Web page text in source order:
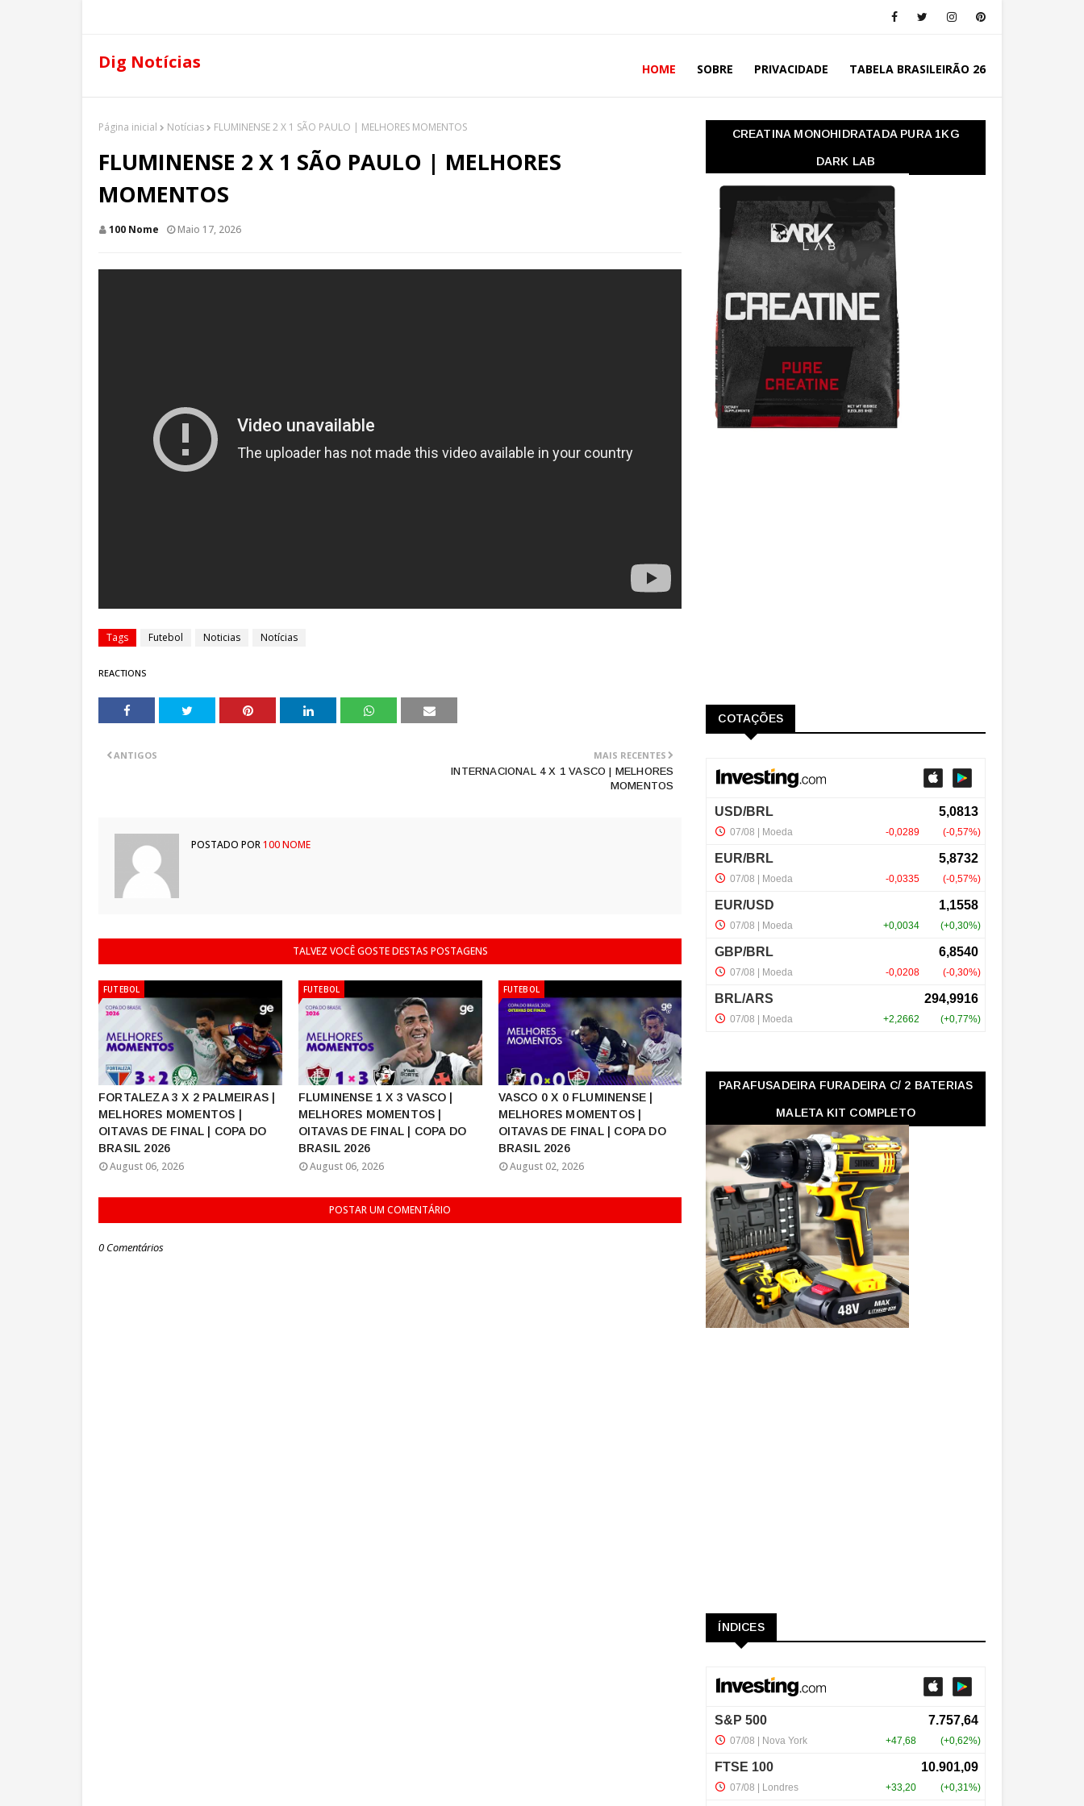
Dig Notícias HOME SOBRE PRIVACIDADE TABELA BRASILEIRÃO 26
Página inicial Notícias FLUMINENSE 2 X 1 SÃO PAULO | MELHORES MOMENTOS
FLUMINENSE 2 X 1 SÃO PAULO | MELHORES
MOMENTOS
100 Nome Maio 17, 2026
Tags Futebol Noticias Notícias
REACTIONS
MAIS RECENTES
INTERNACIONAL 4 X 1 VASCO | MELHORES
MOMENTOS
ANTIGOS
POSTADO POR100 NOME
TALVEZ VOCÊ GOSTE DESTAS POSTAGENS
FUTEBOL
FORTALEZA 3 X 2 PALMEIRAS |
MELHORES MOMENTOS |
OITAVAS DE FINAL | COPA DO
BRASIL 2026
August 06, 2026
FUTEBOL
FLUMINENSE 1 X 3 VASCO |
MELHORES MOMENTOS |
OITAVAS DE FINAL | COPA DO
BRASIL 2026
August 06, 2026
FUTEBOL
VASCO 0 X 0 FLUMINENSE |
MELHORES MOMENTOS |
OITAVAS DE FINAL | COPA DO
BRASIL 2026
August 02, 2026
POSTAR UM COMENTÁRIO
0 Comentários
CREATINA MONOHIDRATADA PURA 1KG
DARK LAB
COTAÇÕES
PARAFUSADEIRA FURADEIRA C/ 2 BATERIAS
MALETA KIT COMPLETO
ÍNDICES